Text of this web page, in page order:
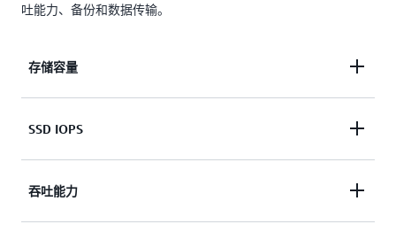
吐能力、备份和数据传输。
存储容量
存储容量的价格取决于您为文件系统选择的部署类型
您每月为针对文件系统预置的平均存储量支付费用，
SSD IOPS
默认情况下，每 GB 的 SSD 存储包含 3 IOPS。您可
吞吐能力